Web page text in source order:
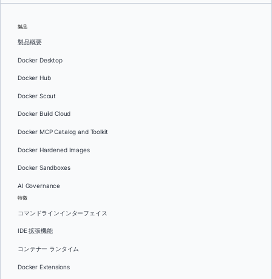
製品
製品概要
Docker Desktop
Docker Hub
Docker Scout
Docker Build Cloud
Docker MCP Catalog and Toolkit
Docker Hardened Images
Docker Sandboxes
AI Governance
特徴
コマンドラインインターフェイス
IDE 拡張機能
コンテナー ランタイム
Docker Extensions